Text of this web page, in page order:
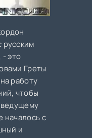
русским
- это
Греты
работу
чтобы
ведущему
началось с
и